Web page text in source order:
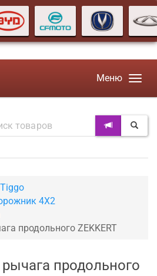
Меню
Tiggo
4X2
продольного ZEKKERT
продольного